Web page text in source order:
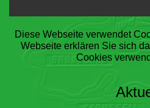
Startseite
Steilstrecke
Diese Webseite verwendet
Webseite erklären Sie sich
Cookies